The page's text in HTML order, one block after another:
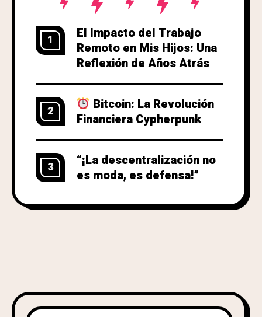
1
El Impacto del Trabajo
Remoto en Mis Hijos: Una
Reflexión de Años Atrás
2
Bitcoin: La Revolución
Financiera Cypherpunk
3
“¡La descentralización no
es moda, es defensa!”